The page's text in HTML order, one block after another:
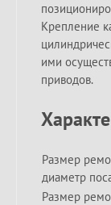
Крепление
ими
приводов.
Размер
диаметр
Размер